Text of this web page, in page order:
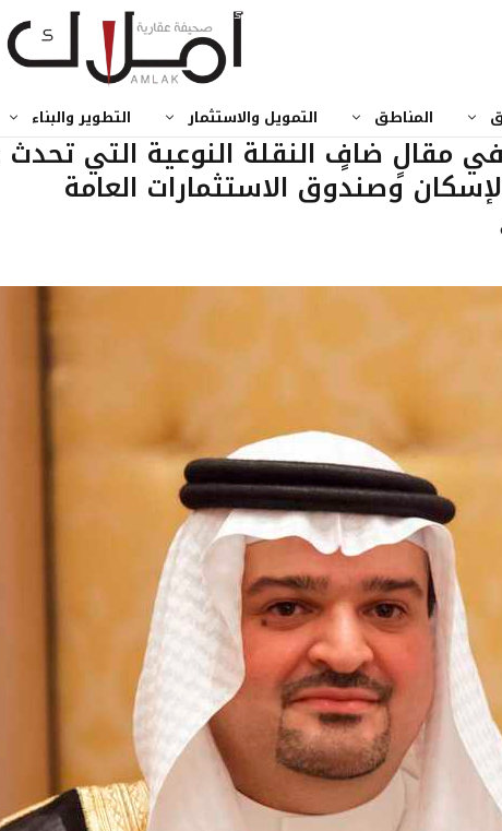
المناطق التمويل والاستثمار التطوير والبناء
مقالٍ ضافٍ النقلة النوعية التي تحدث
وصندوق الاستثمارات العامة